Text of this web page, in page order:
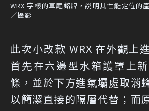
WRX 字樣的車尾銘牌，說明其性能定位的
／攝影
此次小改款 WRX 在外觀上
首先在六邊型水箱護罩上
條，並於下方進氣壩處取消
以簡潔直接的隔層代替；而